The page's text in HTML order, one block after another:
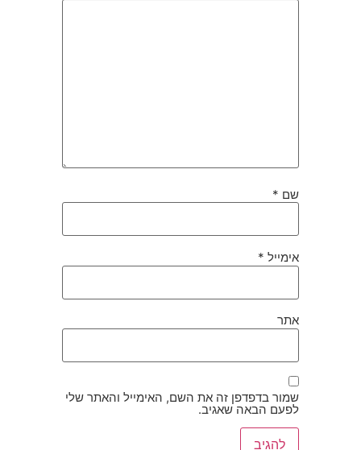
שם *
אימייל *
אתר
שמור בדפדפן זה את השם, האימייל והאתר שלי
לפעם הבאה שאגיב.